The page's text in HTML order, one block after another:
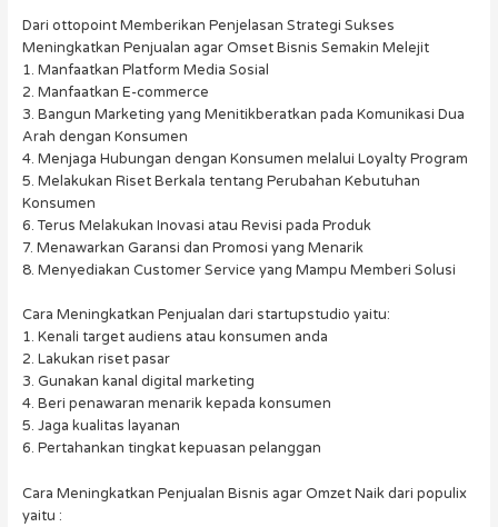
Dari ottopoint Memberikan Penjelasan Strategi Sukses
Meningkatkan Penjualan agar Omset Bisnis Semakin Melejit
1. Manfaatkan Platform Media Sosial
2. Manfaatkan E-commerce
3. Bangun Marketing yang Menitikberatkan pada Komunikasi Dua
Arah dengan Konsumen
4. Menjaga Hubungan dengan Konsumen melalui Loyalty Program
5. Melakukan Riset Berkala tentang Perubahan Kebutuhan
Konsumen
6. Terus Melakukan Inovasi atau Revisi pada Produk
7. Menawarkan Garansi dan Promosi yang Menarik
8. Menyediakan Customer Service yang Mampu Memberi Solusi
Cara Meningkatkan Penjualan dari startupstudio yaitu:
1. Kenali target audiens atau konsumen anda
2. Lakukan riset pasar
3. Gunakan kanal digital marketing
4. Beri penawaran menarik kepada konsumen
5. Jaga kualitas layanan
6. Pertahankan tingkat kepuasan pelanggan
Cara Meningkatkan Penjualan Bisnis agar Omzet Naik dari populix
yaitu :